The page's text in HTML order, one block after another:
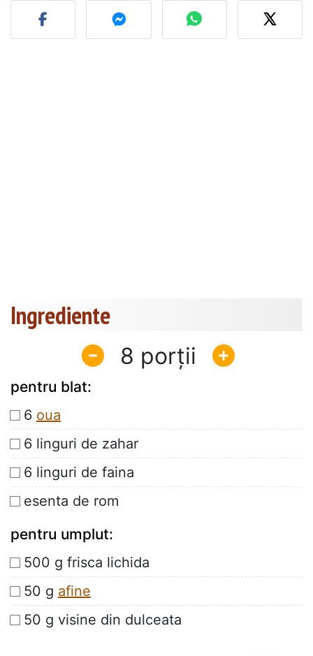
Ingrediente
8
pentru blat:
6 oua
6 linguri de zahar
6 linguri de faina
esenta de rom
pentru umplut:
500 g frisca lichida
50 g afine
50 g visine din dulceata